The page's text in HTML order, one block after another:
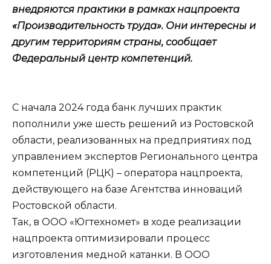
внедряются практики в рамках нацпроекта
«Производительность труда». Они интересны и
другим территориям страны, сообщает
Федеральный центр компетенций.
С начала 2024 года банк лучших практик
пополнили уже шесть решений из Ростовской
области, реализованных на предприятиях под
управлением экспертов Регионального центра
компетенций (РЦК) – оператора нацпроекта,
действующего на базе Агентства инноваций
Ростовской области.
Так, в ООО «Югтехномет» в ходе реализации
нацпроекта оптимизировали процесс
изготовления медной катанки. В ООО